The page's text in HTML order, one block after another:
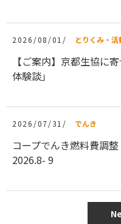
2026/08/01/ とりくみ・活
【ご案内】京都生協に
体験談」
2026/07/31/ でんき
コープでんき燃料費調
2026.8- 9